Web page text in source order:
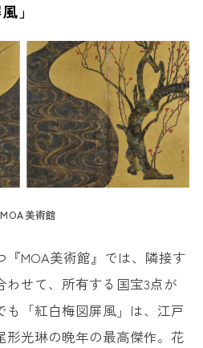
」
美術館
MOA美術館』では、隣接す
わせて、所有する国宝3点が
も「紅白梅図屏風」は、江戸
形光琳の晩年の最高傑作。花